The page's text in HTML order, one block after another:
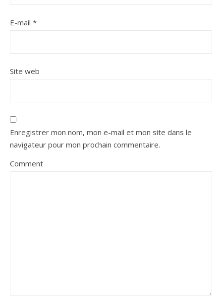
E-mail *
Site web
Enregistrer mon nom, mon e-mail et mon site dans le
navigateur pour mon prochain commentaire.
Comment